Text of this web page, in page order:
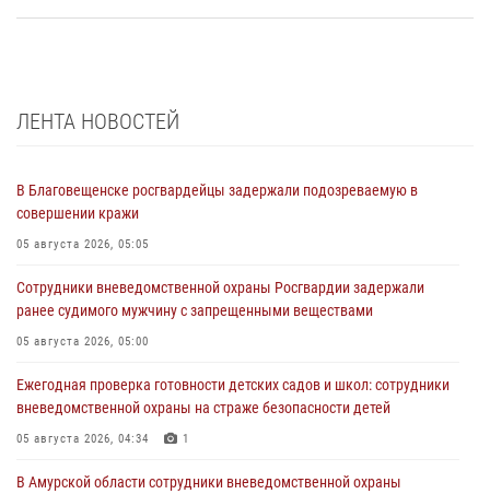
ЛЕНТА НОВОСТЕЙ
В Благовещенске росгвардейцы задержали подозреваемую в
совершении кражи
05 августа 2026, 05:05
Сотрудники вневедомственной охраны Росгвардии задержали
ранее судимого мужчину с запрещенными веществами
05 августа 2026, 05:00
Ежегодная проверка готовности детских садов и школ: сотрудники
вневедомственной охраны на страже безопасности детей
05 августа 2026, 04:34 1
В Амурской области сотрудники вневедомственной охраны